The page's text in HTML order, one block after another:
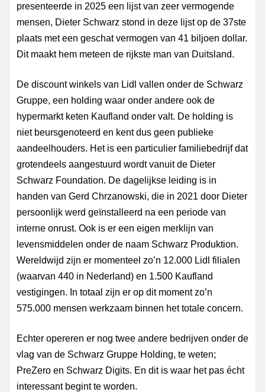
presenteerde in 2025 een lijst van zeer vermogende
mensen, Dieter Schwarz stond in deze lijst op de 37ste
plaats met een geschat vermogen van 41 biljoen dollar.
Dit maakt hem meteen de rijkste man van Duitsland.
De discount winkels van Lidl vallen onder de Schwarz
Gruppe, een holding waar onder andere ook de
hypermarkt keten Kaufland onder valt. De holding is
niet beursgenoteerd en kent dus geen publieke
aandeelhouders. Het is een particulier familiebedrijf dat
grotendeels aangestuurd wordt vanuit de Dieter
Schwarz Foundation. De dagelijkse leiding is in
handen van Gerd Chrzanowski, die in 2021 door Dieter
persoonlijk werd geïnstalleerd na een periode van
interne onrust. Ook is er een eigen merklijn van
levensmiddelen onder de naam Schwarz Produktion.
Wereldwijd zijn er momenteel zo’n 12.000 Lidl filialen
(waarvan 440 in Nederland) en 1.500 Kaufland
vestigingen. In totaal zijn er op dit moment zo’n
575.000 mensen werkzaam binnen het totale concern.
Echter opereren er nog twee andere bedrijven onder de
vlag van de Schwarz Gruppe Holding, te weten;
PreZero en Schwarz Digits. En dit is waar het pas écht
interessant begint te worden.